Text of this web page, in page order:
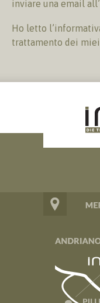
inviare una email
Ho letto
trattamento dei